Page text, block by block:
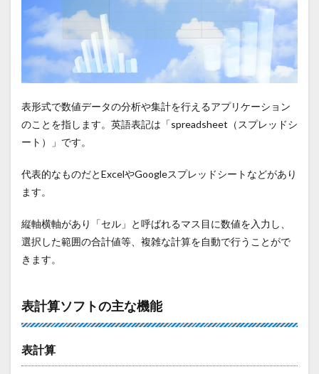
表形式で数値データの分析や集計を行えるアプリケーション
のことを指します。英語表記は「spreadsheet（スプレッドシ
ート）」です。
代表的なものだとExcelやGoogleスプレッドシートなどがあり
ます。
縦軸横軸があり「セル」と呼ばれるマス目に数値を入力し、
選択した範囲の合計値等、複雑な計算を自動で行うことがで
きます。
表計算ソフトの主な機能
表計算